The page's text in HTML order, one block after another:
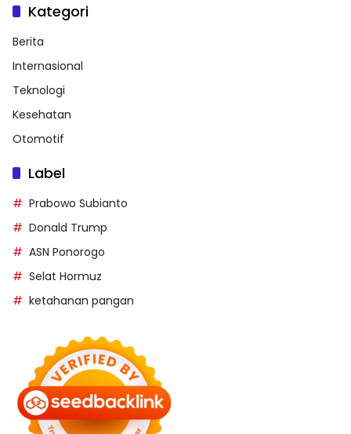
Kategori
Berita
Internasional
Teknologi
Kesehatan
Otomotif
Label
Prabowo Subianto
Donald Trump
ASN Ponorogo
Selat Hormuz
ketahanan pangan